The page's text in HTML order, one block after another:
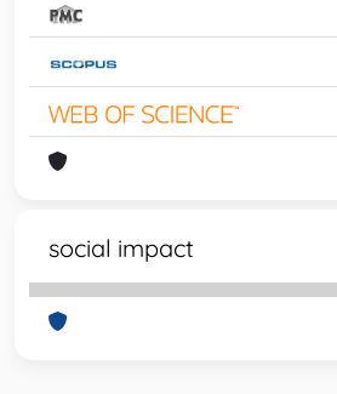
social impact